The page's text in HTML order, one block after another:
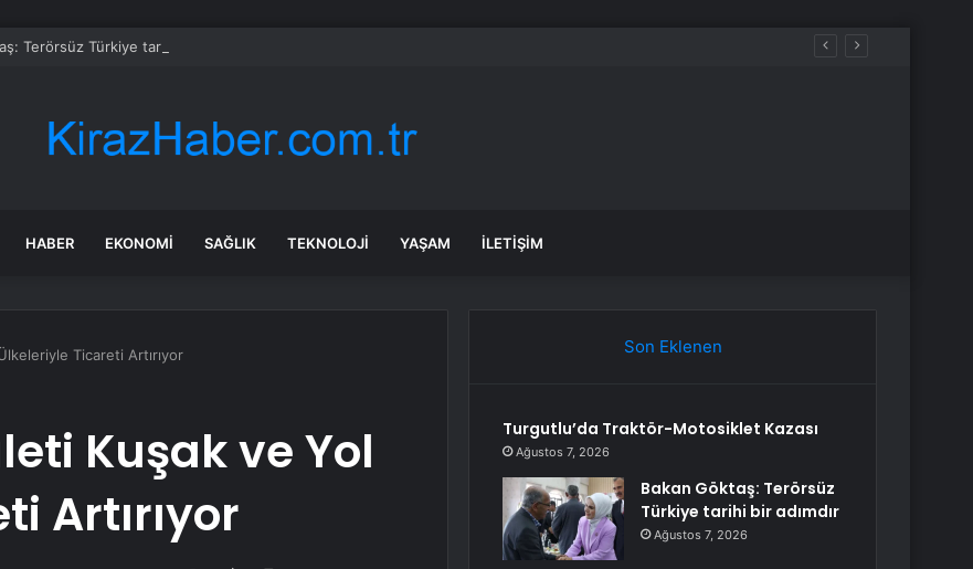
Terörsüz Türkiye tarihi bir adımdır
HABER EKONOMI SAĞLIK TEKNOLOJI YAŞAM İLETIŞIM
Ticareti Artırıyor
Kuşak ve Yol
Artırıyor
Son Eklenen
Turgutlu’da Traktör-Motosiklet Kazası
Ağustos 7, 2026
Bakan Göktaş: Terörsüz
Türkiye tarihi bir adımdır
Ağustos 7, 2026